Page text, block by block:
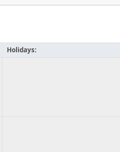
Holidays: